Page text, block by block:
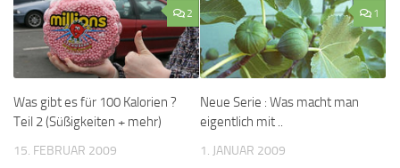
2
Was gibt es für 100 Kalorien ?
Teil 2 (Süßigkeiten + mehr)
15. FEBRUAR 2009
1
Neue Serie : Was macht man
eigentlich mit ..
1. JANUAR 2009